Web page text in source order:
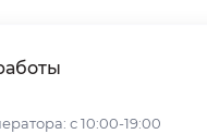
с 10:00-19:00